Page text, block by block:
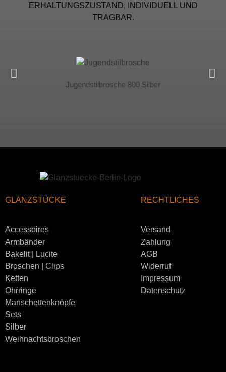
ERHALTUNGSZUSTAND, INDIVIDUELL UND
TRAGBAR.
Jugendstilbrosche 800 Silber
GLANZSTÜCKE
Accessoires
Armbänder
Bakelit | Lucite
Broschen | Clips
Ketten
Ohrringe
Manschettenknöpfe
Sets
Silber
Weihnachtsbroschen
RECHTLICHES
Versand
Zahlung
AGB
Widerruf
Impressum
Datenschutz